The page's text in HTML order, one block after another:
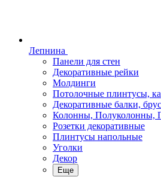
Лепнина
Панели для стен
Декоративные рейки
Молдинги
Потолочные плинтусы,
Декоративные балки,
Колонны, Полуколонны,
Розетки декоративные
Плинтусы напольные
Уголки
Декор
Еще